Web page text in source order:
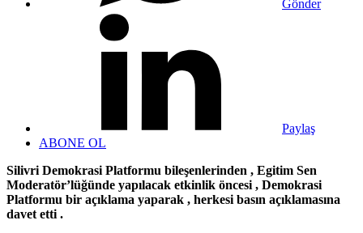
Gönder
Paylaş
ABONE OL
Silivri Demokrasi Platformu bileşenlerinden , Egitim Sen
Moderatör’lüğünde yapılacak etkinlik öncesi , Demokrasi
Platformu bir açıklama yaparak , herkesi basın açıklamasına
davet etti .